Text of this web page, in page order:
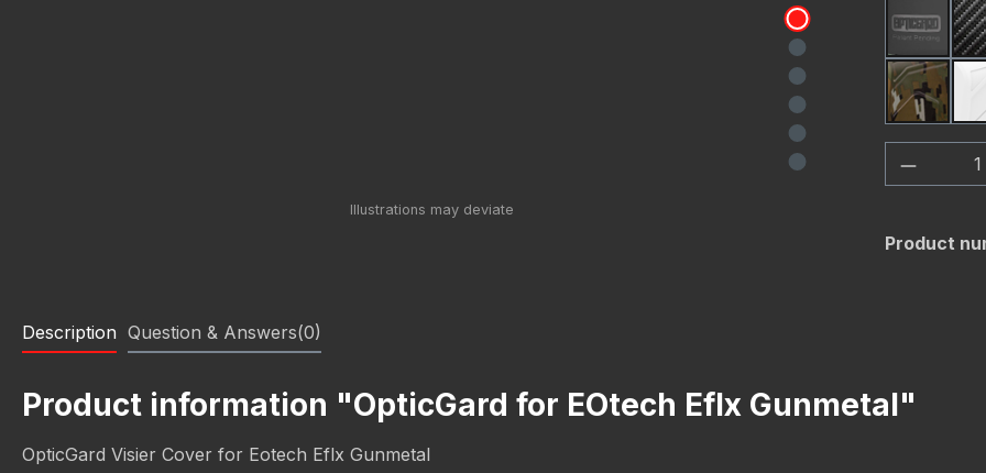
Black
OD
Product
Description Question & Answers(0)
Product information "OpticGard for EOtech Eflx Gunmetal"
OpticGard Visier Cover for Eotech Eflx Gunmetal